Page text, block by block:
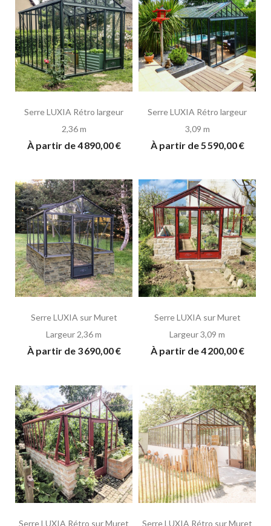
Serre LUXIA Rétro largeur
2,36 m
À partir de 4 890,00 €
Serre LUXIA Rétro largeur
3,09 m
À partir de 5 590,00 €
Serre LUXIA sur Muret
Largeur 2,36 m
À partir de 3 690,00 €
Serre LUXIA sur Muret
Largeur 3,09 m
À partir de 4 200,00 €
Serre LUXIA Rétro sur Muret Serre LUXIA Rétro sur Muret